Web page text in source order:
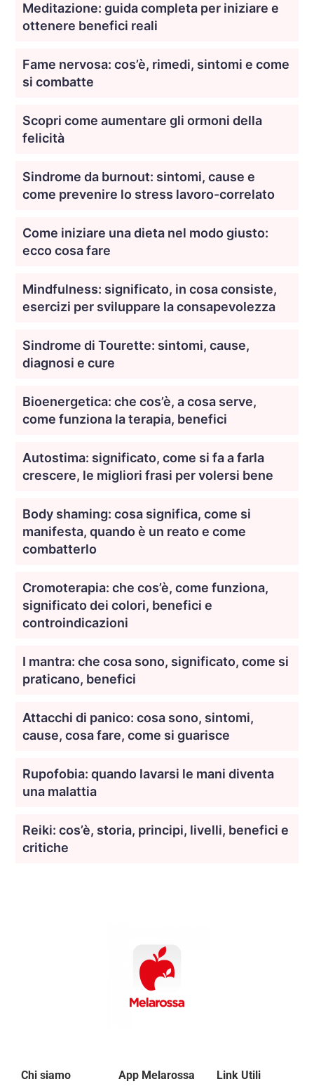
Meditazione: guida completa per iniziare e
ottenere benefici reali
Fame nervosa: cos’è, rimedi, sintomi e come
si combatte
Scopri come aumentare gli ormoni della
felicità
Sindrome da burnout: sintomi, cause e
come prevenire lo stress lavoro-correlato
Come iniziare una dieta nel modo giusto:
ecco cosa fare
Mindfulness: significato, in cosa consiste,
esercizi per sviluppare la consapevolezza
Sindrome di Tourette: sintomi, cause,
diagnosi e cure
Bioenergetica: che cos’è, a cosa serve,
come funziona la terapia, benefici
Autostima: significato, come si fa a farla
crescere, le migliori frasi per volersi bene
Body shaming: cosa significa, come si
manifesta, quando è un reato e come
combatterlo
Cromoterapia: che cos’è, come funziona,
significato dei colori, benefici e
controindicazioni
I mantra: che cosa sono, significato, come si
praticano, benefici
Attacchi di panico: cosa sono, sintomi,
cause, cosa fare, come si guarisce
Rupofobia: quando lavarsi le mani diventa
una malattia
Reiki: cos’è, storia, principi, livelli, benefici e
critiche
Chi siamo App Melarossa Link Utili